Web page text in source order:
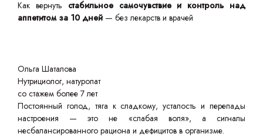
Как вернуть стабильное самочувствие и контроль над
аппетитом за 10 дней — без лекарств и врачей
Ольга Шаталова
Нутрициолог, натуропат
со стажем более 7 лет
Постоянный голод, тяга к сладкому, усталость и перепады
настроения — это не «слабая воля», а сигналы
несбалансированного рациона и дефицитов в организме.